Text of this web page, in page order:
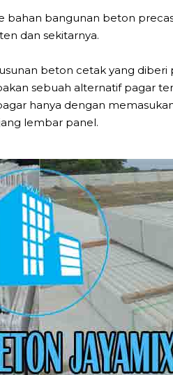
bahan bangunan beton
dan sekitarnya.
beton cetak yang
sebuah alternatif pagar
hanya dengan
lembar panel.